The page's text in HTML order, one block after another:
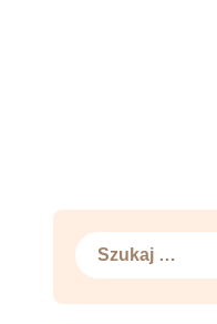
Szukaj: